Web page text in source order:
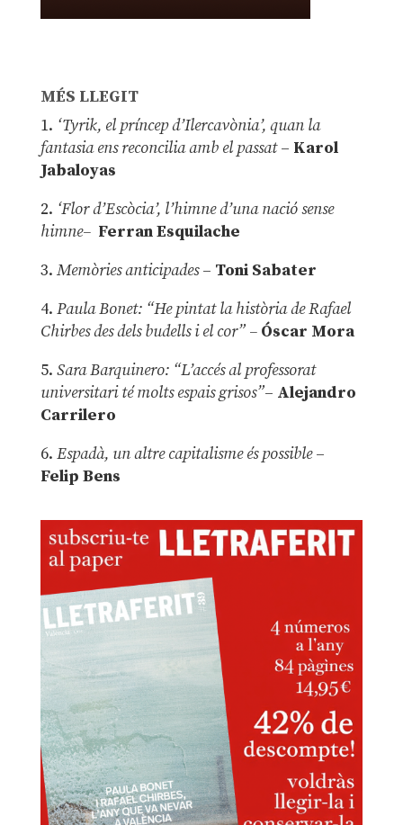
MÉS LLEGIT
1. ‘Tyrik, el príncep d’Ilercavònia’, quan la
fantasia ens reconcilia amb el passat– Karol
Jabaloyas
2. ‘Flor d’Escòcia’, l’himne d’una nació sense
himne– Ferran Esquilache
3. Memòries anticipades– Toni Sabater
4. Paula Bonet: “He pintat la història de Rafael
Chirbes des dels budells i el cor” –Óscar Mora
5. Sara Barquinero: “L’accés al professorat
universitari té molts espais grisos”– Alejandro
Carrilero
6. Espadà, un altre capitalisme és possible –
Felip Bens